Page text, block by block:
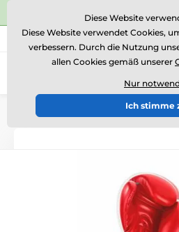
⭐Siehe 504 verifizierte
Rufen Sie uns an (Mo-Fr 15-18)
0
Einführung Acryltrophäen
Diese Website
Diese Website verwendet Cookies,
verbessern. Durch die Nutzung
allen Cookies gemäß unserer
Nur
Ich stimme